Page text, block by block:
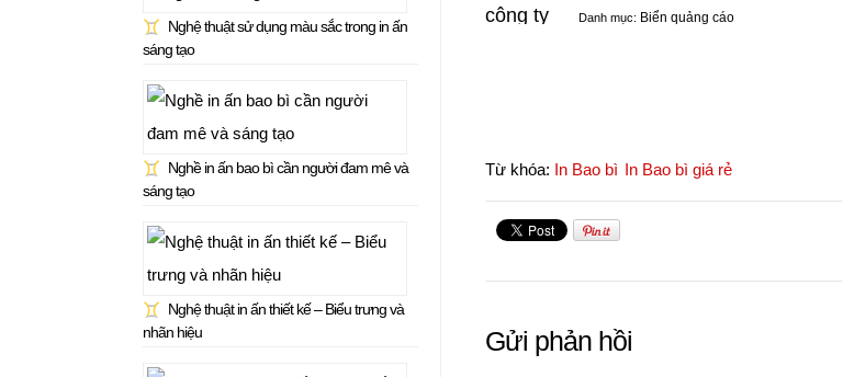
Danh mục: Biển quảng cáo
Từ khóa: In Bao bì In Bao bì giá rẻ
Gửi phản hồi
Nghệ thuật sử dụng màu sắc trong in ấn
sáng tạo
Nghề in ấn bao bì cần người đam mê và
sáng tạo
Nghệ thuật in ấn thiết kế – Biểu trưng và
nhãn hiệu